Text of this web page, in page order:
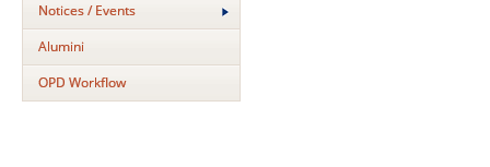
Notices / Events
Alumini
OPD Workflow